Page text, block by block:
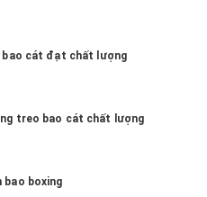
bao cát đạt chất lượng
treo bao cát chất lượng
bao boxing